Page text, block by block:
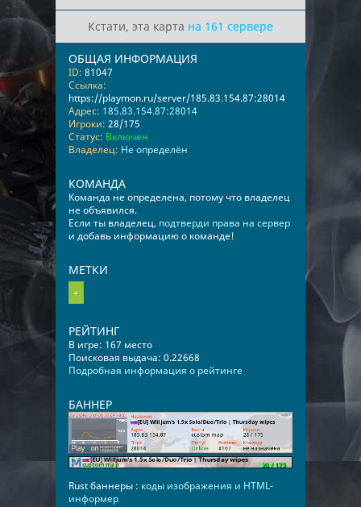
Кстати, эта карта на 161 сервере
ОБЩАЯ ИНФОРМАЦИЯ
ID: 81047
Ссылка:
https://playmon.ru/server/185.83.154.87:28014
Адрес: 185.83.154.87:28014
Игроки: 28/175
Статус: Включен
Владелец: Не определён
КОМАНДА
Команда не определена, потому что владелец
не объявился.
Если ты владелец, подтверди права на сервер
и добавь информацию о команде!
МЕТКИ
+
РЕЙТИНГ
В игре: 167 место
Поисковая выдача: 0.22668
Подробная информация о рейтинге
БАННЕР
Rust баннеры : коды изображения и HTML-
информер